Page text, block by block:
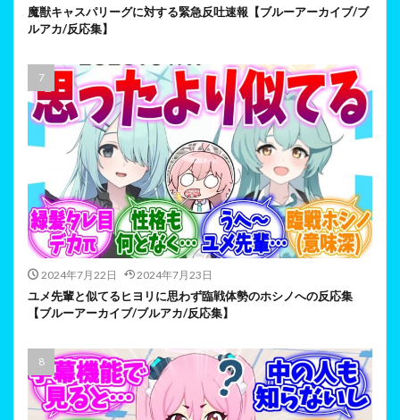
魔獣キャスパリーグに対する緊急反吐速報【ブルーアーカイブ/ブ
ルアカ/反応集】
2024年7月22日 2024年7月23日
ユメ先輩と似てるヒヨリに思わず臨戦体勢のホシノへの反応集
【ブルーアーカイブ/ブルアカ/反応集】